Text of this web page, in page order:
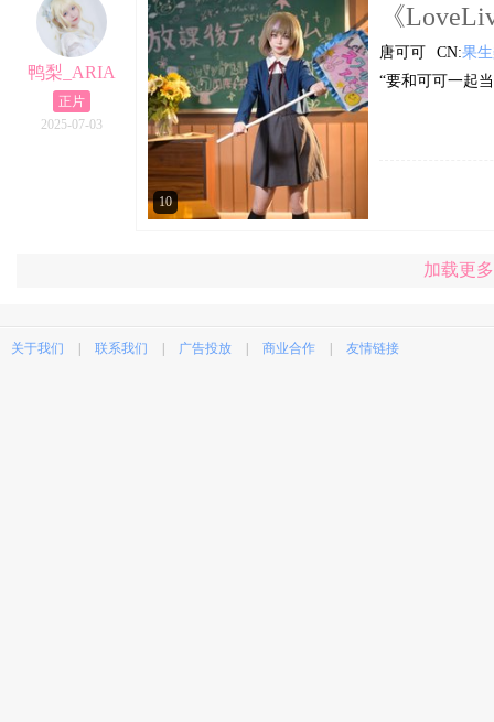
鸭梨_ARIA
正片
2025-07-03
10
《
唐可可 CN:果
“要和可可一起
加载更
关于我们 联系我们 广告投放 商业合作 友情链接